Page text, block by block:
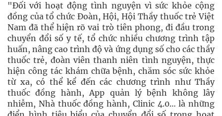
"Đối với hoạt động tình nguyện vì sức khỏe cộng
đồng của tổ chức Đoàn, Hội, Hội Thầy thuốc trẻ Việt
Nam đã thể hiện rõ vai trò tiên phong, đi đầu trong
chuyển đổi số y tế, tổ chức nhiều chương trình tập
huấn, nâng cao trình độ và ứng dụng số cho các thầy
thuốc trẻ, đoàn viên thanh niên tình nguyện, thực
hiện công tác khám chữa bệnh, chăm sóc sức khỏe
từ xa, có thể kể đến các chương trình như Thầy
thuốc đồng hành, App quản lý bệnh không lây
nhiễm, Nhà thuốc đồng hành, Clinic 4.0… là những